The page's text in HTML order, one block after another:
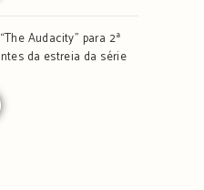
Audacity” para 2ª
da estreia da série